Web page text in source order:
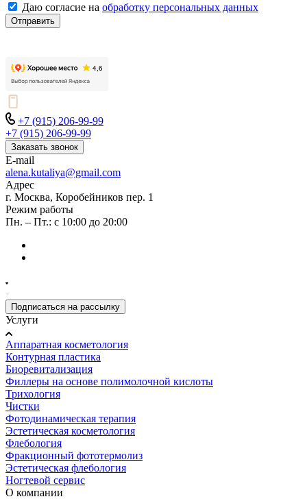
Даю согласие на обработку персональных данных
Отправить
+7 (915) 206-99-99
+7 (915) 206-99-99
Заказать звонок
E-mail
alena.kutaliya@gmail.com
Адрес
г. Москва, Коробейников пер. 1
Режим работы
Пн. – Пт.: с 10:00 до 20:00
Подписаться на рассылку
Услуги
Аппаратная косметология
Контурная пластика
Биоревитализация
Филлеры на основе полимолочной кислоты
Трихология
Чистки
Фотодинамическая терапия
Эстетическая косметология
Флебология
Фракционный фототермолиз
Эстетическая флебология
Ногтевой сервис
О компании